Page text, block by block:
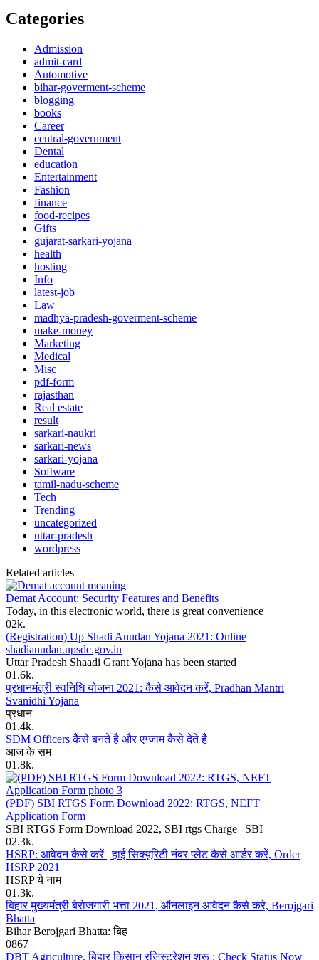
Categories
Admission
admit-card
Automotive
bihar-goverment-scheme
blogging
books
Career
central-government
Dental
education
Entertainment
Fashion
finance
food-recipes
Gifts
gujarat-sarkari-yojana
health
hosting
Info
latest-job
Law
madhya-pradesh-goverment-scheme
make-money
Marketing
Medical
Misc
pdf-form
rajasthan
Real estate
result
sarkari-naukri
sarkari-news
sarkari-yojana
Software
tamil-nadu-scheme
Tech
Trending
uncategorized
uttar-pradesh
wordpress
Related articles
Demat Account: Security Features and Benefits
Today, in this electronic world, there is great convenience
02k.
(Registration) Up Shadi Anudan Yojana 2021: Online
shadianudan.upsdc.gov.in
Uttar Pradesh Shaadi Grant Yojana has been started
01.6k.
प्रधानमंत्री स्वनिधि योजना 2021: कैसे आवेदन करें, Pradhan Mantri
Svanidhi Yojana
प्रधान
01.4k.
SDM Officers कैसे बनते है और एग्जाम कैसे देते है
आज के सम
01.8k.
(PDF) SBI RTGS Form Download 2022: RTGS, NEFT
Application Form
SBI RTGS Form Download 2022, SBI rtgs Charge | SBI
02.3k.
HSRP: आवेदन कैसे करें | हाई सिक्यूरिटी नंबर प्लेट कैसे आर्डर करें, Order
HSRP 2021
HSRP ये नाम
01.3k.
बिहार मुख्यमंत्री बेरोजगारी भत्ता 2021, ऑनलाइन आवेदन कैसे करे, Berojgari
Bhatta
Bihar Berojgari Bhatta: बिह
0867
DBT Agriculture, बिहार किसान रजिस्ट्रेशन शुरू : Check Status Now